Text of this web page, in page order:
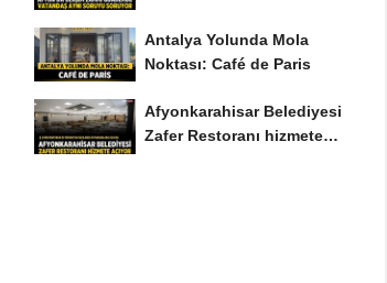
Antalya Yolunda Mola
Noktası: Café de Paris
Afyonkarahisar Belediyesi
Zafer Restoranı hizmete